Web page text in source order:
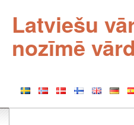
Latviešu
nozīmē